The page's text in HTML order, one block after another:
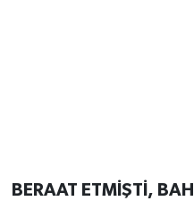
BERAAT ETMİŞTİ,